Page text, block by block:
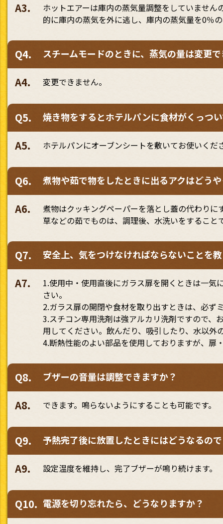
A3.
ホットエアーは庫内の蒸気量調整をしていませ
的に庫内の蒸気を外に逃し、庫内の蒸気量を0％
Q4. スチームモードのときに、蒸気の量は変更
A4. 変更できません。
Q5. 焼き物をするとホテルパンに食材がくっつ
A5. ホテルパンにオーブンシートを敷いてお使いくだ
Q6. 煮物や茹で物をしたときに出るアクはどう
A6.
煮物はクッキングペーパーを落とし蓋の代わり
草などの茹でものは、調理後、水洗いをすること
Q7. 安全上、気をつけなければならないことを
A7.
1.使用中・使用直後にガラス扉を開くときは一
さい。
2.ガラス扉の開閉や食材を取り出すときは、必ず
3.スチコン専用洗剤は強アルカリ洗剤ですので、
用してください。飲んだり、吸引したり、水以外
4.断熱性能のよい部品を使用しておりますが、扉
Q8. ブザーの音量は調整できますか？
A8. できます。鳴らないようにすることも可能です。
Q9. 予熱完了後に放置したときにはどうなるの
A9. 設定温度を維持し、完了ブザーが鳴り続けます。
Q10. 電源を切り忘れたら、どうなりますか？